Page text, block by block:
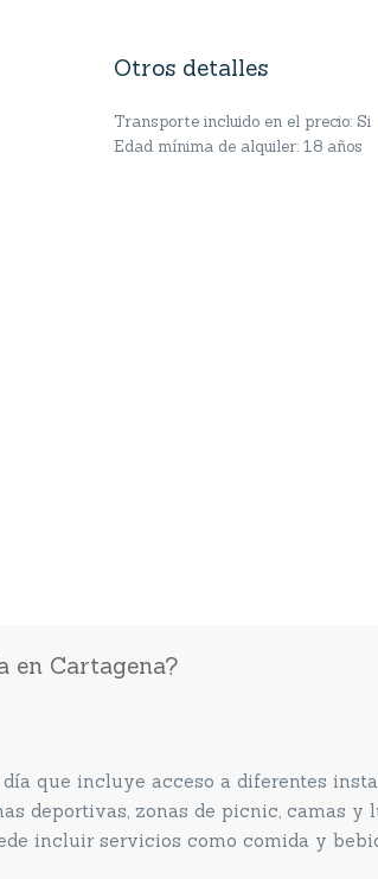
Otros detalles
Transporte incluido en el precio: Si
Edad mínima de alquiler: 18 años
en Cartagena?
que incluye acceso a diferentes
deportivas, zonas de picnic, camas
incluir servicios como comida y